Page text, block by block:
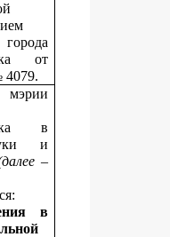
от
4079.
в
и
–
в